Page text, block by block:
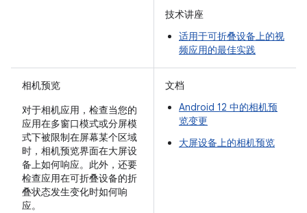
技术讲座
适用于可折叠设备上的视
频应用的最佳实践
相机预览
对于相机应用，检查当您的
应用在多窗口模式或分屏模
式下被限制在屏幕某个区域
时，相机预览界面在大屏设
备上如何响应。此外，还要
检查应用在可折叠设备的折
叠状态发生变化时如何响
应。
文档
Android 12 中的相机预
览变更
大屏设备上的相机预览